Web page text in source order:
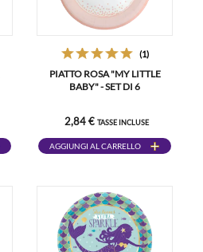
(1)
PIATTO ROSA "MY LITTLE
BABY" - SET DI 6
2,84 € TASSE INCLUSE
AGGIUNGI AL CARRELLO